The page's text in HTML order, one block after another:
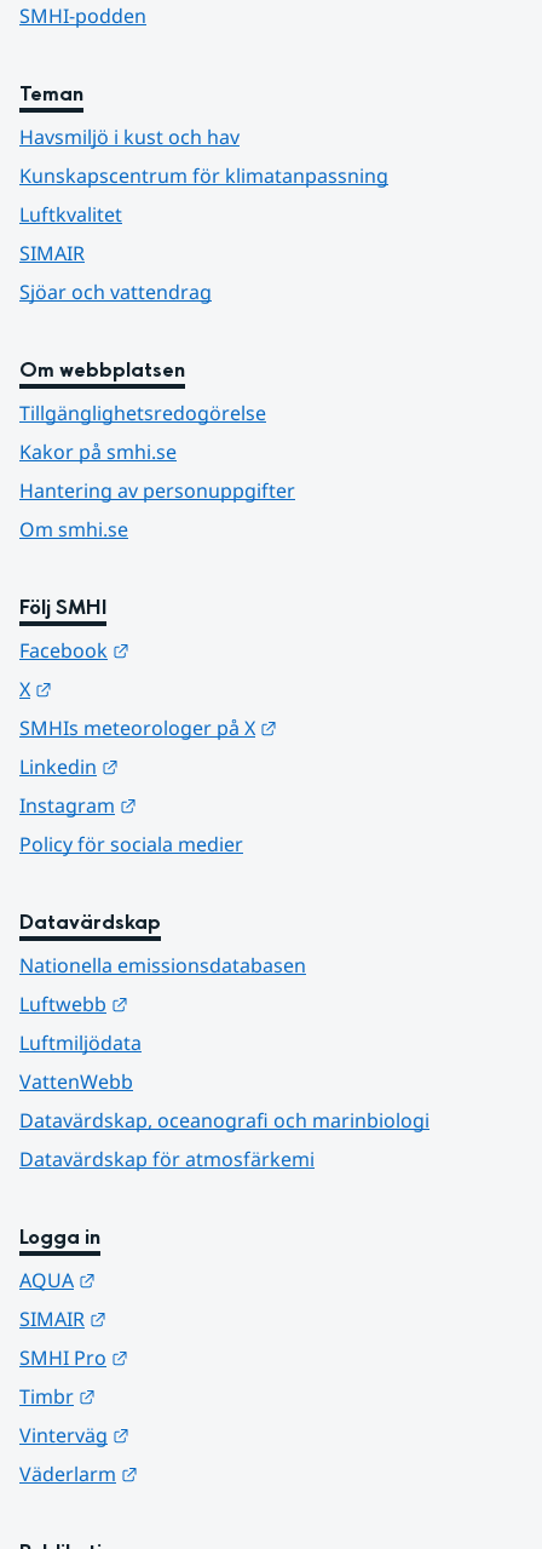
SMHI-podden
Teman
Havsmiljö i kust och hav
Kunskapscentrum för klimatanpassning
Luftkvalitet
SIMAIR
Sjöar och vattendrag
Om webbplatsen
Tillgänglighetsredogörelse
Kakor på smhi.se
Hantering av personuppgifter
Om smhi.se
Följ SMHI
Facebook
X
SMHIs meteorologer på X
Linkedin
Instagram
Policy för sociala medier
Datavärdskap
Nationella emissionsdatabasen
Luftwebb
Luftmiljödata
VattenWebb
Datavärdskap, oceanografi och marinbiologi
Datavärdskap för atmosfärkemi
Logga in
AQUA
SIMAIR
SMHI Pro
Timbr
Vinterväg
Väderlarm